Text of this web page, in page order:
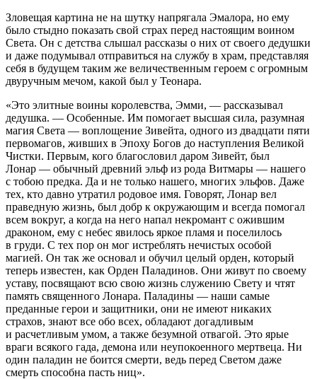
Зловещая картина не на шутку напрягала Эмалора, но ему
было стыдно показать свой страх перед настоящим воином
Света. Он с детства слышал рассказы о них от своего дедушки
и даже подумывал отправиться на службу в храм, представляя
себя в будущем таким же величественным героем с огромным
двуручным мечом, какой был у Теонара.
«Это элитные воины королевства, Эмми, — рассказывал
дедушка. — Особенные. Им помогает высшая сила, разумная
магия Света — воплощение Зивейта, одного из двадцати пяти
первомагов, живших в Эпоху Богов до наступления Великой
Чистки. Первым, кого благословил даром Зивейт, был
Лонар — обычный древний эльф из рода Витмары — нашего
с тобою предка. Да и не только нашего, многих эльфов. Даже
тех, кто давно утратил родовое имя. Говорят, Лонар вел
праведную жизнь, был добр к окружающим и всегда помогал
всем вокруг, а когда на него напал некромант с ожившим
драконом, ему с небес явилось яркое пламя и поселилось
в груди. С тех пор он мог истреблять нечистых особой
магией. Он так же основал и обучил целый орден, который
теперь известен, как Орден Паладинов. Они живут по своему
уставу, посвящают всю свою жизнь служению Свету и чтят
память священного Лонара. Паладины — наши самые
преданные герои и защитники, они не имеют никаких
страхов, знают все обо всех, обладают догадливым
и расчетливым умом, а также безумной отвагой. Это ярые
враги всякого гада, демона или неупокоенного мертвеца. Ни
один паладин не боится смерти, ведь перед Светом даже
смерть способна пасть ниц».